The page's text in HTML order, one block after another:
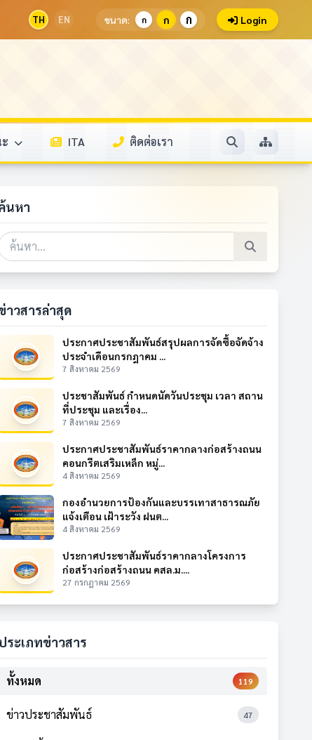
TH EN ขนาด: ก ก ก Login
ITA ติดต่อเรา
นหา
าวสารล่าสุด
ประกาศประชาสัมพันธ์สรุปผลการจัดซื้อจัดจ้าง
ประจำเดือนกรกฎาคม ...
7 สิงหาคม 2569
ประชาสัมพันธ์ กำหนดนัดวันประชุม เวลา สถาน
ที่ประชุม และเรื่อง...
7 สิงหาคม 2569
ประกาศประชาสัมพันธ์ราคากลางก่อสร้างถนน
คอนกรีตเสริมเหล็ก หมู่...
4 สิงหาคม 2569
กองอำนวยการป้องกันและบรรเทาสาธารณภัย
แจ้งเตือน เฝ้าระวัง ฝนต...
4 สิงหาคม 2569
ประกาศประชาสัมพันธ์ราคากลางโครงการ
ก่อสร้างก่อสร้างถนน คสล.ม....
27 กรกฎาคม 2569
ระเภทข่าวสาร
ทั้งหมด 119
ข่าวประชาสัมพันธ์ 47